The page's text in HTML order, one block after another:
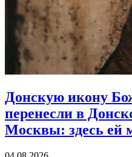
Донскую икону
перенесли в
Москвы: здесь ей